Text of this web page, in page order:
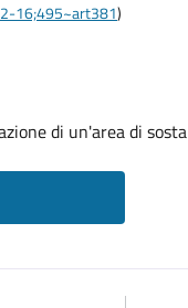
16;495~art381)
di un'area di